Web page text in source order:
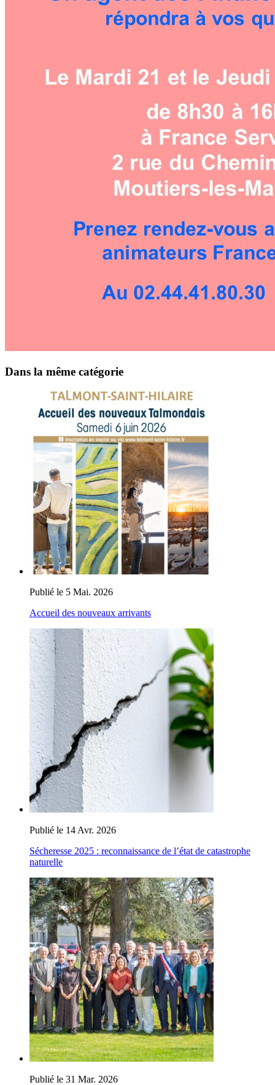
Dans la même catégorie
Publié le 5 Mai. 2026
Accueil des nouveaux arrivants
Publié le 14 Avr. 2026
Sécheresse 2025 : reconnaissance de l’état de catastrophe
naturelle
Publié le 31 Mar. 2026